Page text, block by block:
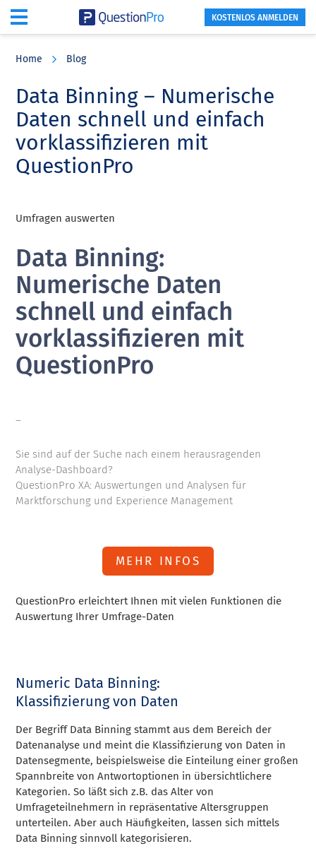
content
sidebar
KOSTENLOS ANMELDEN
Home Blog
Data Binning – Numerische
Daten schnell und einfach
vorklassifizieren mit
QuestionPro
Umfragen auswerten
Data Binning:
Numerische Daten
schnell und einfach
vorklassifizieren mit
QuestionPro
–
Sie sind auf der Suche nach einem herausragenden
Analyse-Dashboard?
QuestionPro XA: Auswertungen und Analysen für
Marktforschung und Experience Management
MEHR INFOS
QuestionPro erleichtert Ihnen mit vielen Funktionen die
Auswertung Ihrer Umfrage-Daten
Numeric Data Binning:
Klassifizierung von Daten
Der Begriff Data Binning stammt aus dem Bereich der
Datenanalyse und meint die Klassifizierung von Daten in
Datensegmente, beispielsweise die Einteilung einer großen
Spannbreite von Antwortoptionen in übersichtlichere
Kategorien. So läßt sich z.B. das Alter von
Umfrageteilnehmern in repräsentative Altersgruppen
unterteilen. Aber auch Häufigkeiten, lassen sich mittels
Data Binning sinnvoll kategorisieren.